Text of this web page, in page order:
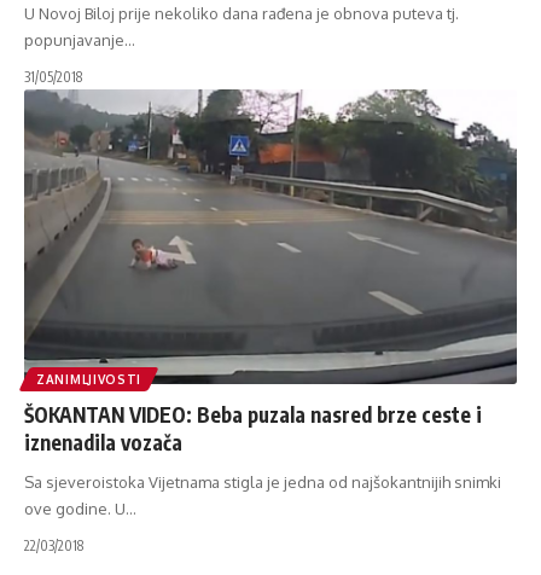
U Novoj Biloj prije nekoliko dana rađena je obnova puteva tj.
popunjavanje…
31/05/2018
ZANIMLJIVOSTI
ŠOKANTAN VIDEO: Beba puzala nasred brze ceste i
iznenadila vozača
Sa sjeveroistoka Vijetnama stigla je jedna od najšokantnijih snimki
ove godine. U…
22/03/2018